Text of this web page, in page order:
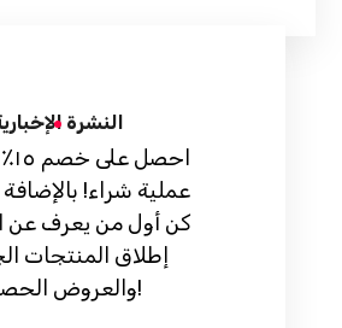
النشرة
عملية شراء!
كن أول من يعرف عن
إطلاق المنتجات
والعروض الحصرية!